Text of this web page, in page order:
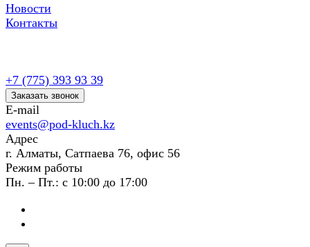
Новости
Контакты
+7 (775) 393 93 39
Заказать звонок
E-mail
events@pod-kluch.kz
Адрес
г. Алматы, Сатпаева 76, офис 56
Режим работы
Пн. – Пт.: с 10:00 до 17:00